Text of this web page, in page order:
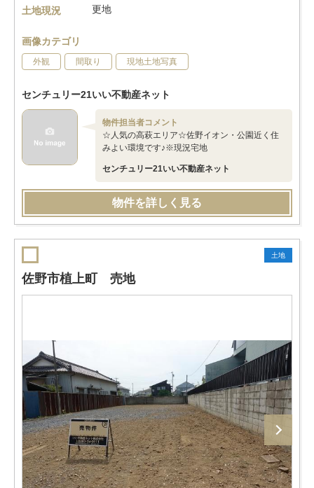
土地現況
更地
画像カテゴリ
外観 間取り 現地土地写真
センチュリー21いい不動産ネット
物件担当者コメント
☆人気の高萩エリア☆佐野イオン・公園近く住
みよい環境です♪※現況宅地
センチュリー21いい不動産ネット
物件を詳しく見る
土地
佐野市植上町 売地